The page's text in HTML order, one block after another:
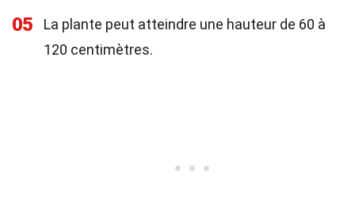
05
La plante peut atteindre une hauteur de 60 à
120 centimètres.